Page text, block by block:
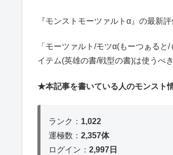
『モンストモーツァルトα』の最新評
「モーツァルト/モツα(もーつぁる
イテム(英雄の書/戦型の書)は使うべ
★本記事を書いている人のモンスト
ランク： 1,022
運極数： 2,357体
ログイン： 2,997日